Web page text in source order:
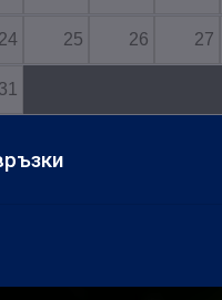
24 25 26 27
31